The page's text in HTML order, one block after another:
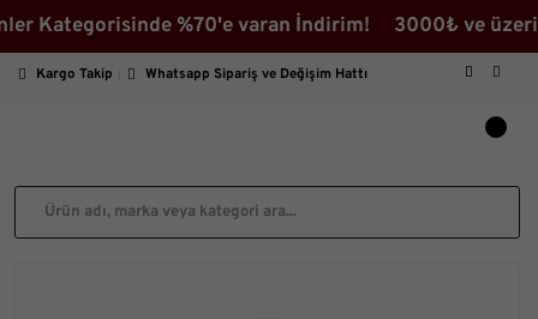
Kategorisinde %70'e varan İndirim! 3000₺ ve
Kargo Takip Whatsapp Sipariş ve Değişim Hattı